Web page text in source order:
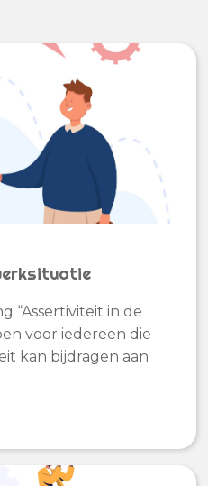
“Assertiviteit in de
voor iedereen die
kan bijdragen aan